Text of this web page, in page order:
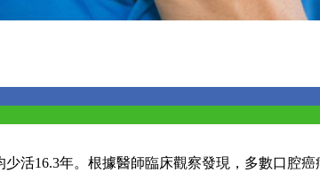
活16.3年。根據醫師臨床觀察發現，多數口腔